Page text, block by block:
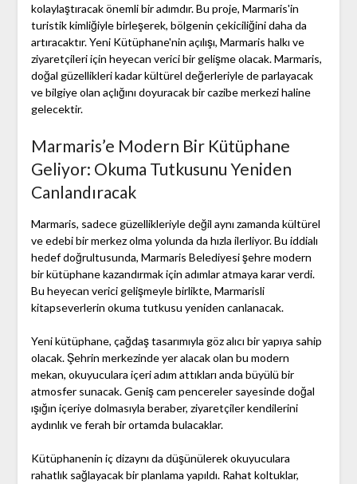
kolaylaştıracak önemli bir adımdır. Bu proje, Marmaris'in
turistik kimliğiyle birleşerek, bölgenin çekiciliğini daha da
artıracaktır. Yeni Kütüphane'nin açılışı, Marmaris halkı ve
ziyaretçileri için heyecan verici bir gelişme olacak. Marmaris,
doğal güzellikleri kadar kültürel değerleriyle de parlayacak
ve bilgiye olan açlığını doyuracak bir cazibe merkezi haline
gelecektir.
Marmaris’e Modern Bir Kütüphane
Geliyor: Okuma Tutkusunu Yeniden
Canlandıracak
Marmaris, sadece güzellikleriyle değil aynı zamanda kültürel
ve edebi bir merkez olma yolunda da hızla ilerliyor. Bu iddialı
hedef doğrultusunda, Marmaris Belediyesi şehre modern
bir kütüphane kazandırmak için adımlar atmaya karar verdi.
Bu heyecan verici gelişmeyle birlikte, Marmarisli
kitapseverlerin okuma tutkusu yeniden canlanacak.
Yeni kütüphane, çağdaş tasarımıyla göz alıcı bir yapıya sahip
olacak. Şehrin merkezinde yer alacak olan bu modern
mekan, okuyuculara içeri adım attıkları anda büyülü bir
atmosfer sunacak. Geniş cam pencereler sayesinde doğal
ışığın içeriye dolmasıyla beraber, ziyaretçiler kendilerini
aydınlık ve ferah bir ortamda bulacaklar.
Kütüphanenin iç dizaynı da düşünülerek okuyuculara
rahatlık sağlayacak bir planlama yapıldı. Rahat koltuklar,